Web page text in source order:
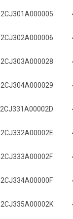
2CJ301A000005
2CJ302A000006
2CJ303A000028
2CJ304A000029
2CJ331A00002D
2CJ332A00002E
2CJ333A00002F
2CJ334A00000F
2CJ335A00002K